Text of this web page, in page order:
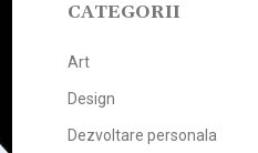
CATEGORII
Art
Design
Dezvoltare personala